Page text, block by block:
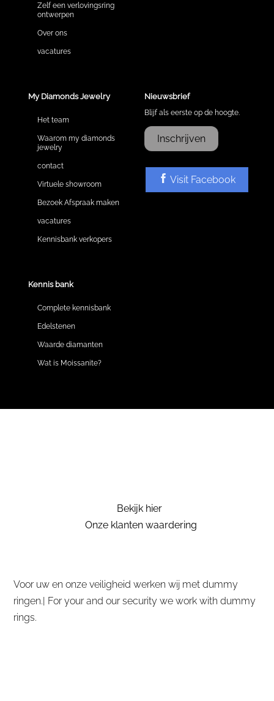
Zelf een verlovingsring
ontwerpen
Over ons
vacatures
My Diamonds Jewelry
Het team
Waarom my diamonds
jewelry
contact
Virtuele showroom
Bezoek Afspraak maken
vacatures
Kennisbank verkopers
Kennis bank
Complete kennisbank
Edelstenen
Waarde diamanten
Wat is Moissanite?
Nieuwsbrief
Blijf als eerste op de hoogte.
Inschrijven
Visit Facebook
Bekijk hier
Onze klanten waardering
Voor uw en onze veiligheid werken wij met dummy
ringen.| For your and our security we work with dummy
rings.